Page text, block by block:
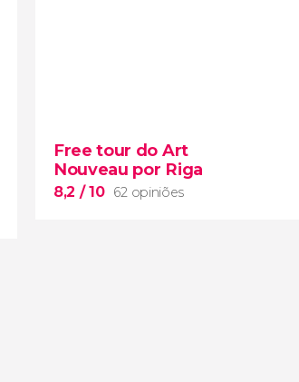
tour a pé por Riga
Free tour do Art
Nouveau por Riga
8,2 / 10 62 opiniões